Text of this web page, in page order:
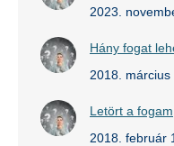
2023.
Hány fogat
2018.
Letört a fogam
2018. február